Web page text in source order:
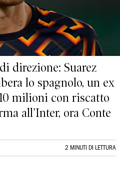
direzione: Suarez
lo spagnolo, un ex
milioni con riscatto
all’Inter, ora Conte
2 MINUTI DI LETTURA